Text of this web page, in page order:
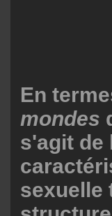
En
mondes
s'agit de
sexuelle